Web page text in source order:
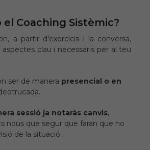
Coaching Sistèmic?
a partir d’exercicis i la conversa,
clau i necessaris per al teu
ser de manera presencial o en
sessió ja notaràs canvis,
nous que segur que faran que no
de la situació.